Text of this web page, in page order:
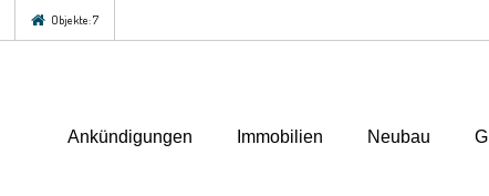
Objekte: 7
Ankündigungen Immobilien Neubau